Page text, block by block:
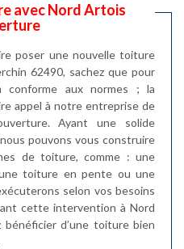
avec Nord Artois
poser une nouvelle toiture
62490, sachez que pour
conforme aux normes ; la
appel à notre entreprise de
Ayant une solide
pouvons vous construire
de toiture, comme : une
toiture en pente ou une
selon vos besoins
cette intervention à Nord
d’une toiture bien